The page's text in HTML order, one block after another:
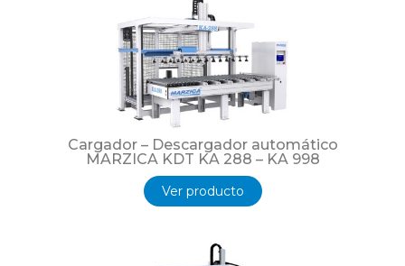
Cargador – Descargador automático
MARZICA KDT KA 288 – KA 998
Ver producto